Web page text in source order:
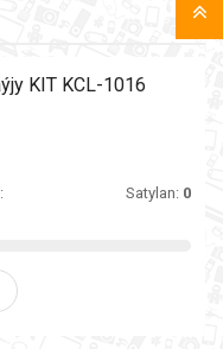
KIT KCL-1016
Satylan: 0